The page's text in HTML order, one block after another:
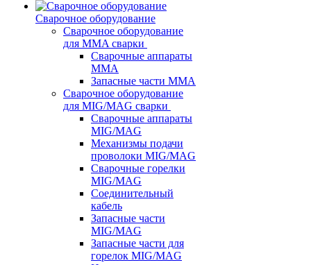
Сварочное оборудование
Сварочное оборудование
для MMA сварки
Сварочные аппараты
MMA
Запасные части MMA
Сварочное оборудование
для MIG/MAG сварки
Сварочные аппараты
MIG/MAG
Механизмы подачи
проволоки MIG/MAG
Сварочные горелки
MIG/MAG
Соединительный
кабель
Запасные части
MIG/MAG
Запасные части для
горелок MIG/MAG